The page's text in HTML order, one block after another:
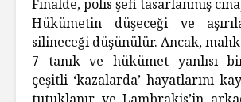
Finalde, polis şefi tasarlanmış
Hükümetin düşeceği ve
silineceği düşünülür. Ancak,
7 tanık ve hükümet yanlısı
çeşitli ‘kazalarda’ hayatlarını